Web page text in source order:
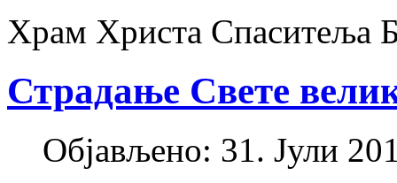
Храм Христа Спаситеља
Страдање Свете
Објављено: 31. Јули